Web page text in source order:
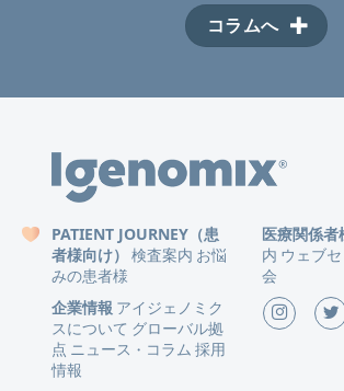
コラムへ
PATIENT JOURNEY（患
者様向け） 検査案内 お悩
みの患者様
医療関係者
内 ウェブ
会
企業情報 アイジェノミク
スについて グローバル拠
点 ニュース ・ コラム 採用
情報